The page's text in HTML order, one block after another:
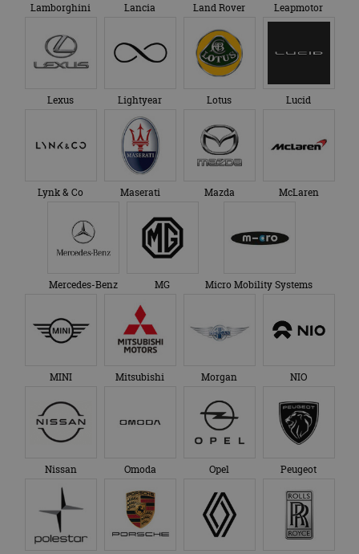
Lamborghini Lancia Land Rover Leapmotor
Lexus Lightyear Lotus Lucid
Lynk & Co Maserati Mazda McLaren
Mercedes-Benz MG Micro Mobility Systems
MINI Mitsubishi Morgan NIO
Nissan Omoda Opel Peugeot